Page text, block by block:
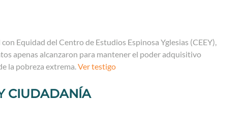
Equidad del Centro de Estudios Espinosa Yglesias (CEEY),
apenas alcanzaron para mantener el poder adquisitivo
la pobreza extrema.Ver testigo
CIUDADANÍA